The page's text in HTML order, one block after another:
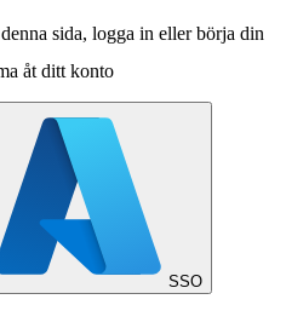
sida, logga in eller börja din
åt ditt konto
SSO